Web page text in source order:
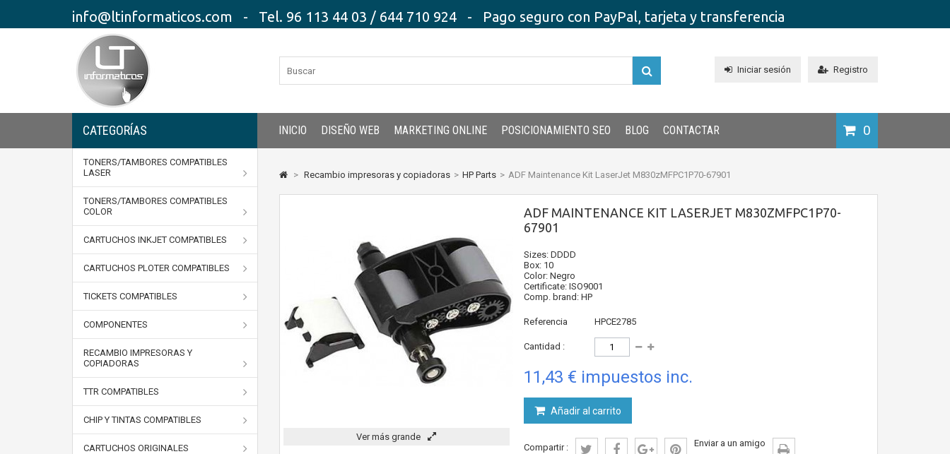
info@ltinformaticos.com - Tel. 96 113 44 03 / 644 710 924 - Pago seguro con PayPal, tarjeta y transferencia
Iniciar sesión Registro
CATEGORÍAS 0
INICIO DISEÑO WEB MARKETING ONLINE POSICIONAMIENTO SEO BLOG CONTACTAR
TONERS/TAMBORES COMPATIBLES
LASER
TONERS/TAMBORES COMPATIBLES
COLOR
CARTUCHOS INKJET COMPATIBLES
CARTUCHOS PLOTER COMPATIBLES
TICKETS COMPATIBLES
COMPONENTES
RECAMBIO IMPRESORAS Y
COPIADORAS
TTR COMPATIBLES
CHIP Y TINTAS COMPATIBLES
CARTUCHOS ORIGINALES
> Recambio impresoras y copiadoras > HP Parts > ADF Maintenance Kit LaserJet M830zMFPC1P70-67901
Ver más grande
ADF MAINTENANCE KIT LASERJET M830ZMFPC1P70-
67901
Sizes: DDDD
Box: 10
Color: Negro
Certificate: ISO9001
Comp. brand: HP
Referencia HPCE2785
Cantidad :
11,43 € impuestos inc.
Añadir al carrito
Compartir : Enviar a un amigo